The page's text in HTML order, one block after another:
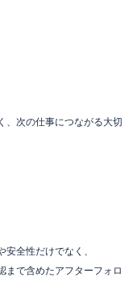
、次の仕事につながる大切
全性だけでなく、
まで含めたアフターフォロ